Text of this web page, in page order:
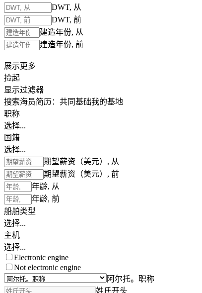
DWT, 从
DWT, 前
建造年份, 从
建造年份, 前
展示更多
捡起
显示过滤器
搜索海员简历： 共同基础我的基地
职称
选择...
国籍
选择...
期望薪资（美元）, 从
期望薪资（美元）, 前
年龄, 从
年龄, 前
船舶类型
选择...
主机
选择...
Electronic engine
Not electronic engine
阿尔托。职称
姓氏开头